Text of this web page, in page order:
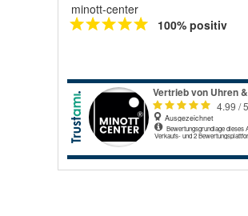
minott-center
100% positiv